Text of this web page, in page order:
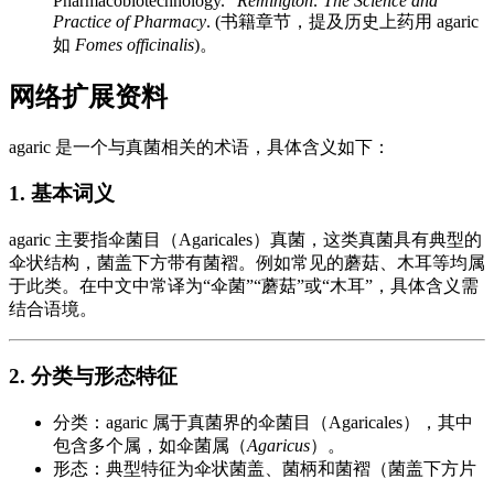
Practice of Pharmacy. (书籍章节，提及历史上药用 agaric
如 Fomes officinalis)。
网络扩展资料
agaric 是一个与真菌相关的术语，具体含义如下：
1. 基本词义
agaric 主要指伞菌目（Agaricales）真菌，这类真菌具有典型的
伞状结构，菌盖下方带有菌褶。例如常见的蘑菇、木耳等均属
于此类。在中文中常译为“伞菌”“蘑菇”或“木耳”，具体含义需
结合语境。
2. 分类与形态特征
分类：agaric 属于真菌界的伞菌目（Agaricales），其中
包含多个属，如伞菌属（Agaricus）。
形态：典型特征为伞状菌盖、菌柄和菌褶（菌盖下方片